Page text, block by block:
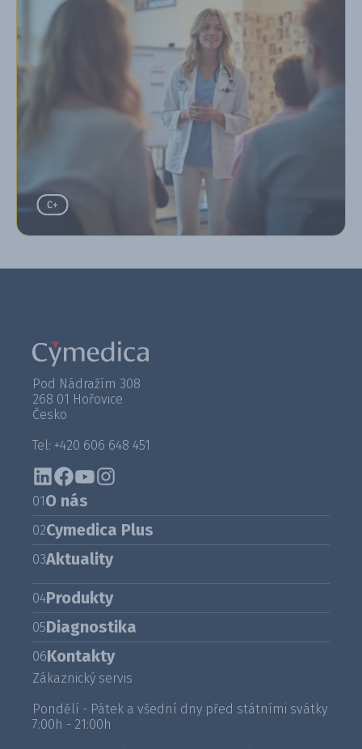
Pod Nádražím 308
268 01 Hořovice
Česko
Tel: +420 606 648 451
01O nás
02Cymedica Plus
03Aktuality
04Produkty
05Diagnostika
06Kontakty
Zákaznický servis
Pondělí - Pátek a všední dny před státními svátky
7:00h - 21:00h